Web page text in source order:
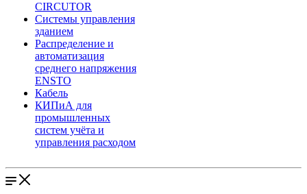
CIRCUTOR
Системы управления
зданием
Распределение и
автоматизация
среднего напряжения
ENSTO
Кабель
КИПиА для
промышленных
систем учёта и
управления расходом